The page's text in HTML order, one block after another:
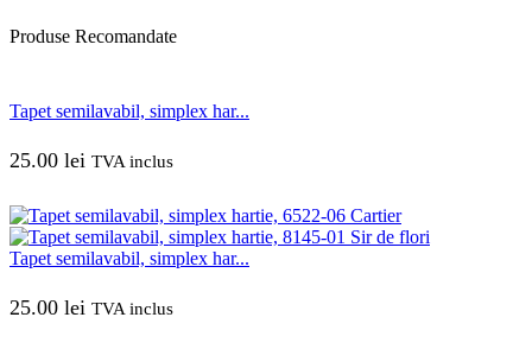
Produse Recomandate
Tapet semilavabil, simplex har...
25.00 lei TVA inclus
Tapet semilavabil, simplex har...
25.00 lei TVA inclus